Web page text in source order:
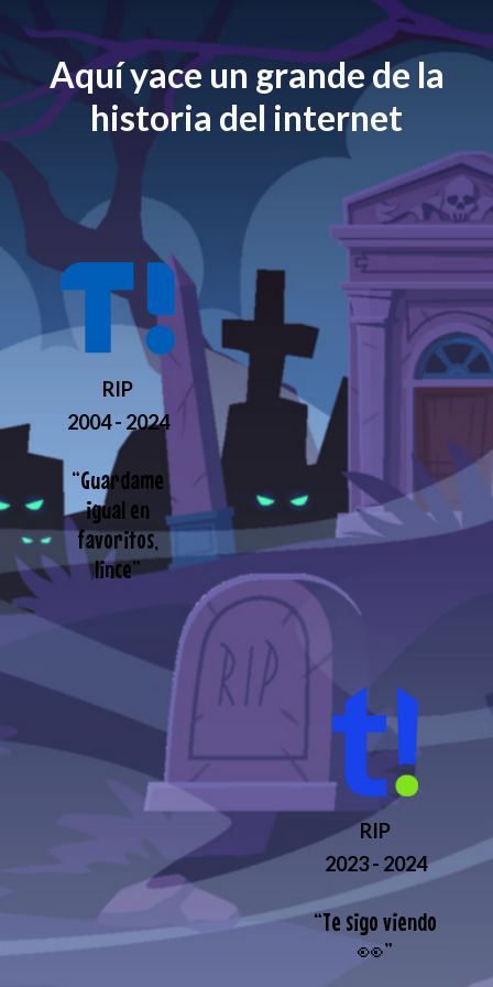
Aquí yace un grande de la
historia del internet
RIP
2004 - 2024
“Guardame
igual en
favoritos,
lince”
RIP
2023 - 2024
“Te sigo viendo
👀”